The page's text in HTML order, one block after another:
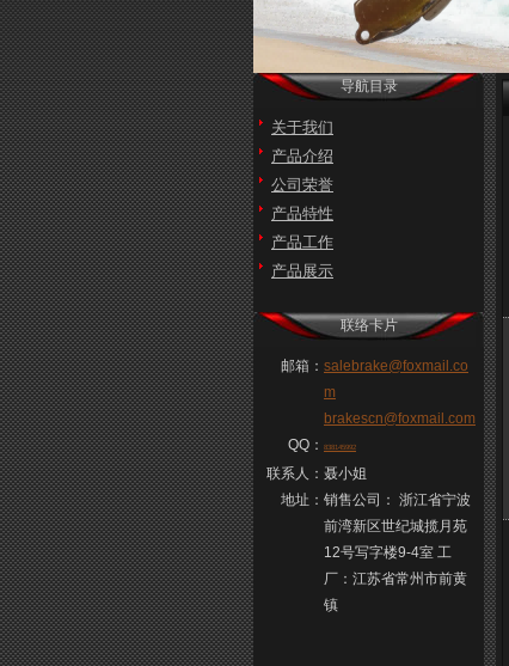
导航目录
关于我们
产品介绍
公司荣誉
产品特性
产品工作
产品展示
联络卡片
邮箱： salebrake@foxmail.co
m
brakescn@foxmail.com
QQ：
838145992
联系人： 聂小姐
地址： 销售公司： 浙江省宁波
前湾新区世纪城揽月苑
12号写字楼9-4室 工
厂：江苏省常州市前黄
镇